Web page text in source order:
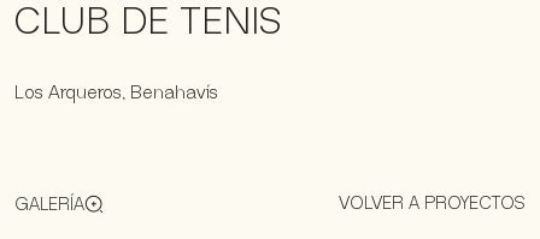
CLUB DE TENIS
Los Arqueros, Benahavís
GALERÍA VOLVER A PROYECTOS